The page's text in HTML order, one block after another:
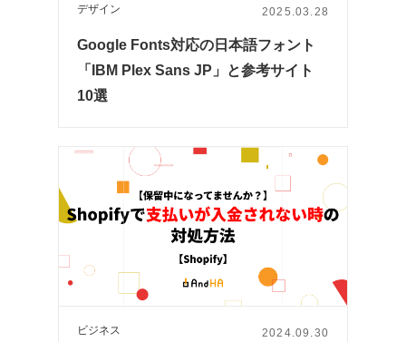
デザイン 2025.03.28
Google Fonts対応の日本語フォント
「IBM Plex Sans JP」と参考サイト
10選
ビジネス 2024.09.30